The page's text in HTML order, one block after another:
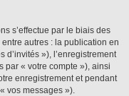
s’effectue par le biais des
autres : la publication en
d’invités »), l’enregistrement
par « votre compte »), ainsi
enregistrement et pendant
vos messages »).